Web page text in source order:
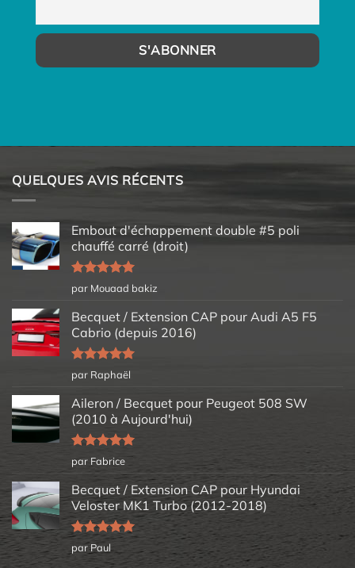
QUELQUES AVIS RÉCENTS
Embout d'échappement double #5 poli
chauffé carré (droit)
Note5sur
5
par Mouaad bakiz
Becquet / Extension CAP pour Audi A5 F5
Cabrio (depuis 2016)
Note5sur
5
par Raphaël
Aileron / Becquet pour Peugeot 508 SW
(2010 à Aujourd'hui)
Note5sur
5
par Fabrice
Becquet / Extension CAP pour Hyundai
Veloster MK1 Turbo (2012-2018)
Note5sur
5
par Paul